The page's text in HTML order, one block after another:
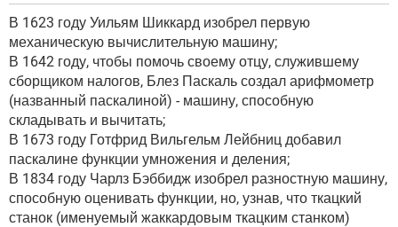
В 1623 году Уильям Шиккард изобрел первую
механическую вычислительную машину;
В 1642 году, чтобы помочь своему отцу, служившему
сборщиком налогов, Блез Паскаль создал арифмометр
(названный паскалиной) - машину, способную
складывать и вычитать;
В 1673 году Готфрид Вильгельм Лейбниц добавил
паскалине функции умножения и деления;
В 1834 году Чарлз Бэббидж изобрел разностную машину,
способную оценивать функции, но, узнав, что ткацкий
станок (именуемый жаккардовым ткацким станком)